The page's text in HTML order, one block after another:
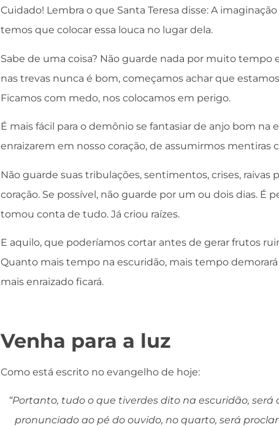
Cuidado! Lembra o que Santa Teresa disse: A imaginação
temos que colocar essa louca no lugar dela.
Sabe de uma coisa? Não guarde nada por muito tempo
nas trevas nunca é bom, começamos achar que
Ficamos com medo, nos colocamos em perigo.
É mais fácil para o demônio se fantasiar de anjo bom na
enraizarem em nosso coração, de assumirmos mentiras
Não guarde suas tribulações, sentimentos, crises, raivas
coração. Se possível, não guarde por um ou dois dias. É
tomou conta de tudo. Já criou raízes.
E aquilo, que poderíamos cortar antes de gerar frutos
Quanto mais tempo na escuridão, mais tempo
mais enraizado ficará.
Venha para a luz
Como está escrito no evangelho de hoje:
“Portanto, tudo o que tiverdes dito na escuridão, será
pronunciado ao pé do ouvido, no quarto, será